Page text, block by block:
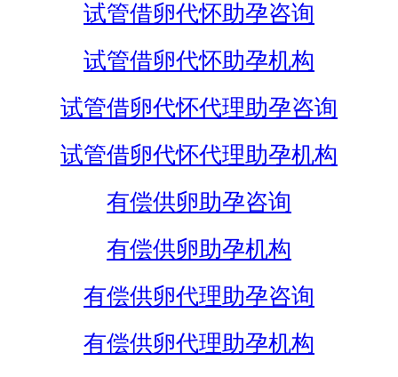
试管借卵代怀助孕咨询
试管借卵代怀助孕机构
试管借卵代怀代理助孕咨询
试管借卵代怀代理助孕机构
有偿供卵助孕咨询
有偿供卵助孕机构
有偿供卵代理助孕咨询
有偿供卵代理助孕机构